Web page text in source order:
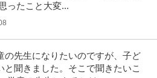
ったこと大変...
の先生になりたいのですが、子ど
と聞きました。そこで聞きたいこ